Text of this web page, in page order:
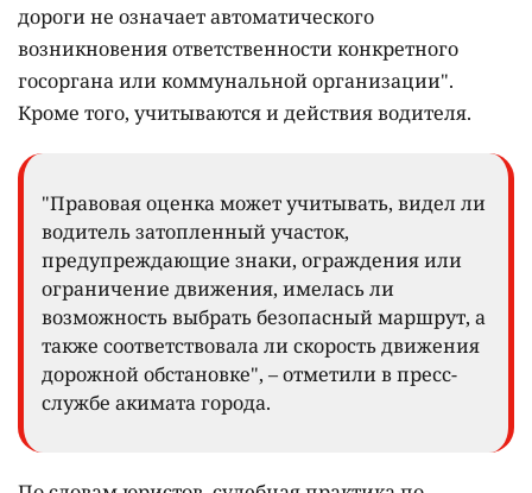
дороги не означает автоматического
возникновения ответственности конкретного
госоргана или коммунальной организации".
Кроме того, учитываются и действия водителя.
"Правовая оценка может учитывать, видел ли
водитель затопленный участок,
предупреждающие знаки, ограждения или
ограничение движения, имелась ли
возможность выбрать безопасный маршрут, а
также соответствовала ли скорость движения
дорожной обстановке", – отметили в пресс-
службе акимата города.